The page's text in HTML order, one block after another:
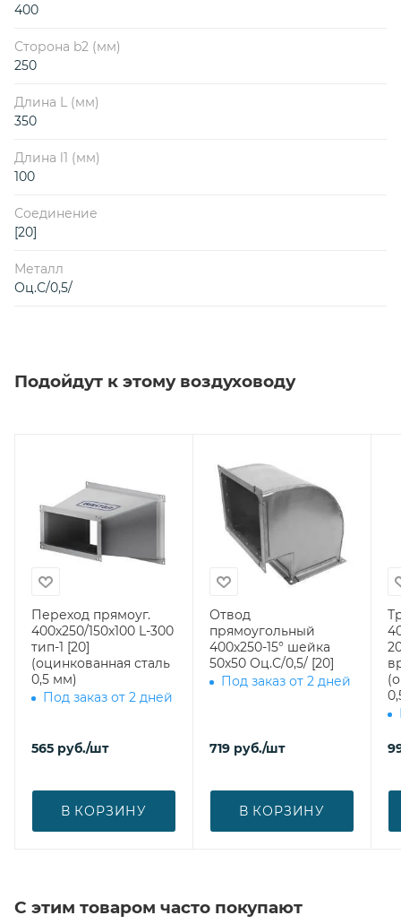
400
Сторона b2 (мм)
250
Длина L (мм)
350
Длина l1 (мм)
100
Соединение
[20]
Металл
Оц.С/0,5/
Подойдут к этому воздуховоду
Переход прямоуг.
400х250/150х100 L-300
тип-1 [20]
(оцинкованная сталь
0,5 мм)
Под заказ от 2 дней
565 руб./шт
В КОРЗИНУ
Отвод
прямоугольный
400х250-15° шейка
50х50 Оц.С/0,5/ [20]
Под заказ от 2 дней
719 руб./шт
В КОРЗИНУ
С этим товаром часто покупают